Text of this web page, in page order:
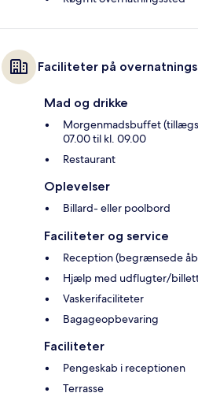
Faciliteter på
Mad og drikke
Morgenmadsbuffet
07.00 til kl. 09.00
Restaurant
Oplevelser
Billard- eller poolbord
Faciliteter og service
Reception (begrænsede
Hjælp med udflugter/
Vaskerifaciliteter
Bagageopbevaring
Faciliteter
Pengeskab i receptionen
Terrasse